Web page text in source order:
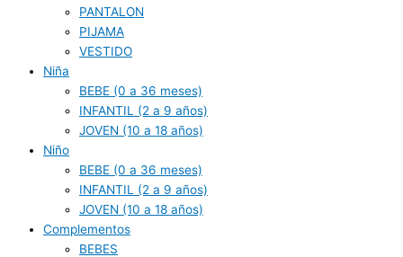
PANTALON
PIJAMA
VESTIDO
Niña
BEBE (0 a 36 meses)
INFANTIL (2 a 9 años)
JOVEN (10 a 18 años)
Niño
BEBE (0 a 36 meses)
INFANTIL (2 a 9 años)
JOVEN (10 a 18 años)
Complementos
BEBES